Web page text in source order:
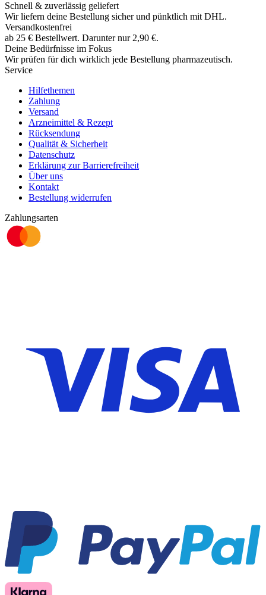
Schnell & zuverlässig geliefert
Wir liefern deine Bestellung sicher und pünktlich mit DHL.
Versandkostenfrei
ab 25 € Bestellwert. Darunter nur 2,90 €.
Deine Bedürfnisse im Fokus
Wir prüfen für dich wirklich jede Bestellung pharmazeutisch.
Service
Hilfethemen
Zahlung
Versand
Arzneimittel & Rezept
Rücksendung
Qualität & Sicherheit
Datenschutz
Erklärung zur Barrierefreiheit
Über uns
Kontakt
Bestellung widerrufen
Zahlungsarten